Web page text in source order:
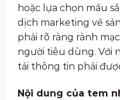
hoặc lựa chọn mầu
dịch marketing về
phải rõ ràng rành
người tiêu dùng. Với
tải thông tin phải
Nội dung của tem